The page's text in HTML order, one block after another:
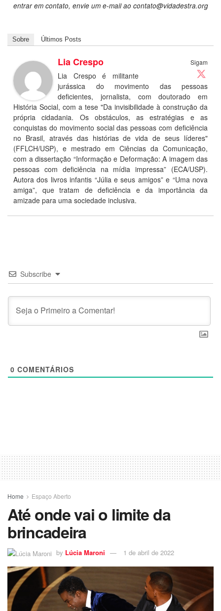
entrar em contato, envie um e-mail ao contato@vidadestra.org
Sobre Últimos Posts
Sigam
Lia Crespo
Lia Crespo é militante
jurássica do movimento das pessoas
deficientes, jornalista, com doutorado em
História Social, com a tese "Da invisibilidade à construção da
própria cidadania. Os obstáculos, as estratégias e as
conquistas do movimento social das pessoas com deficiência
no Brasil, através das histórias de vida de seus líderes"
(FFLCH/USP), e mestrado em Ciências da Comunicação,
com a dissertação “Informação e Deformação: A imagem das
pessoas com deficiência na mídia impressa” (ECA/USP).
Autora dos livros infantis “Júlia e seus amigos” e “Uma nova
amiga”, que tratam de deficiência e da importância da
amizade para uma sociedade inclusiva.
Subscribe
0 COMENTÁRIOS
Home Espaço Aberto
Até onde vai o limite da
brincadeira
by Lúcia Maroni 1 de abril de 2022